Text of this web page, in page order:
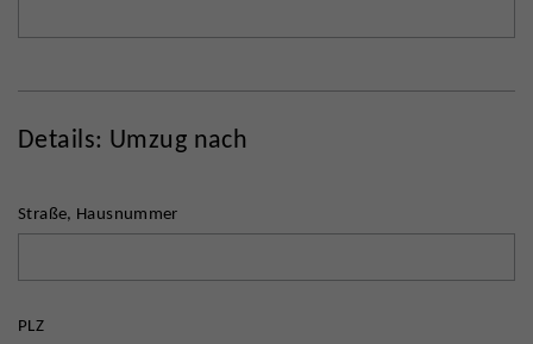
Details: Umzug nach
Straße, Hausnummer
PLZ